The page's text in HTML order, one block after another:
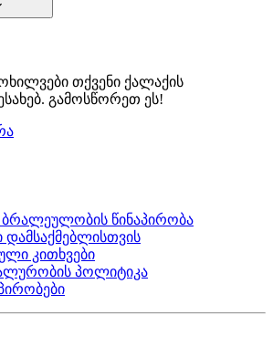
თქვენი ქალაქის
გამოსწორეთ ეს!
წინაპირობა
დამსაქმებლისთვის
კითხვები
პოლიტიკა